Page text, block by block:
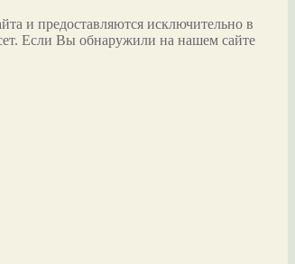
и предоставляются исключительно в
Если Вы обнаружили на нашем сайте